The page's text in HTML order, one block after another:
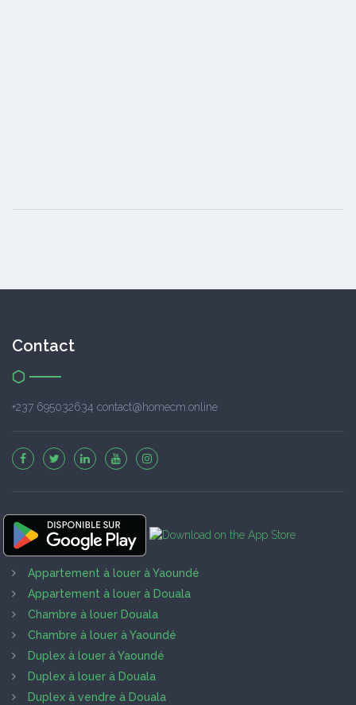
Contact
+237 695032634 contact@homecm.online
Appartement à louer à Yaoundé
Appartement à louer à Douala
Chambre à louer Douala
Chambre à louer à Yaoundé
Duplex à louer à Yaoundé
Duplex à louer à Douala
Duplex à vendre à Douala